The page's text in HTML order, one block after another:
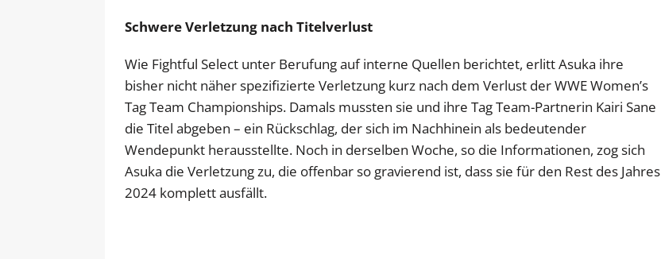
Schwere Verletzung nach Titelverlust
Wie Fightful Select unter Berufung auf interne Quellen berichtet, erlitt Asuka ihre
bisher nicht näher spezifizierte Verletzung kurz nach dem Verlust der WWE Women’s
Tag Team Championships. Damals mussten sie und ihre Tag Team-Partnerin Kairi Sane
die Titel abgeben – ein Rückschlag, der sich im Nachhinein als bedeutender
Wendepunkt herausstellte. Noch in derselben Woche, so die Informationen, zog sich
Asuka die Verletzung zu, die offenbar so gravierend ist, dass sie für den Rest des Jahres
2024 komplett ausfällt.